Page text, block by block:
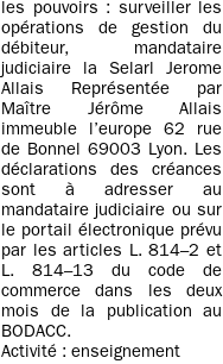
les pouvoirs : surveiller les
opérations de gestion du
débiteur, mandataire
judiciaire la Selarl Jerome
Allais Représentée par
Maître Jérôme Allais
immeuble l’europe 62 rue
de Bonnel 69003 Lyon. Les
déclarations des créances
sont à adresser au
mandataire judiciaire ou sur
le portail électronique prévu
par les articles L. 814–2 et
L. 814–13 du code de
commerce dans les deux
mois de la publication au
BODACC.
Activité : enseignement